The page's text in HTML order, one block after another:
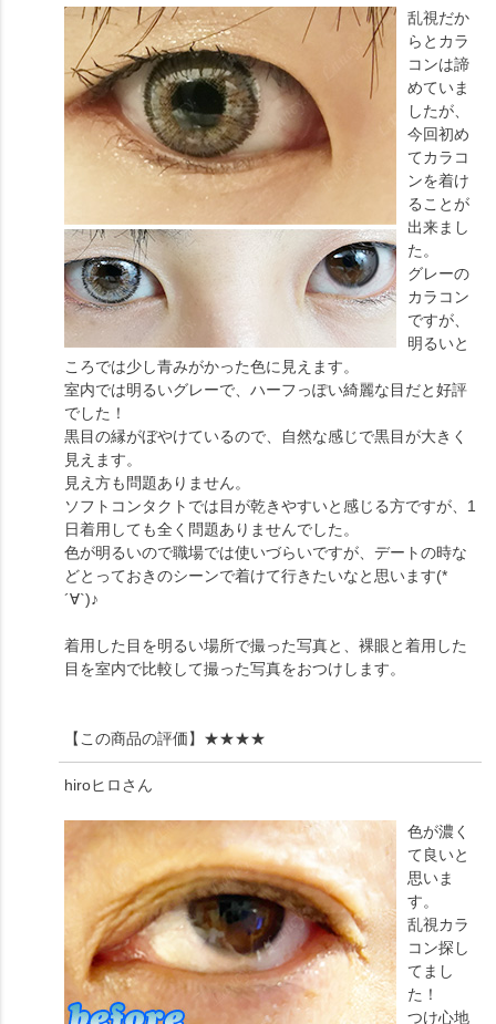
乱視だか
らとカラ
コンは諦
めていま
したが、
今回初め
てカラコ
ンを着け
ることが
出来まし
た。
グレーの
カラコン
ですが、
明るいと
ころでは少し青みがかった色に見えます。
室内では明るいグレーで、ハーフっぽい綺麗な目だと好評
でした！
黒目の縁がぼやけているので、自然な感じで黒目が大きく
見えます。
見え方も問題ありません。
ソフトコンタクトでは目が乾きやすいと感じる方ですが、1
日着用しても全く問題ありませんでした。
色が明るいので職場では使いづらいですが、デートの時な
どとっておきのシーンで着けて行きたいなと思います(*
´∀`)♪
着用した目を明るい場所で撮った写真と、裸眼と着用した
目を室内で比較して撮った写真をおつけします。
【この商品の評価】 ★★★★
hiroヒロ さん
色が濃く
て良いと
思いま
す。
乱視カラ
コン探し
てまし
た！
つけ心地